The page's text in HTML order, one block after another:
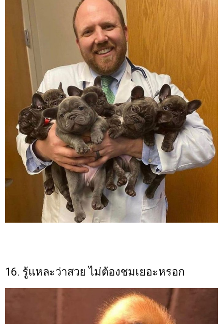
16. รู้แหละว่าสวย ไม่ต้องชมเยอะหรอก